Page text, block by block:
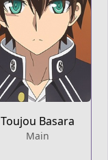
Toujou Basara
Main